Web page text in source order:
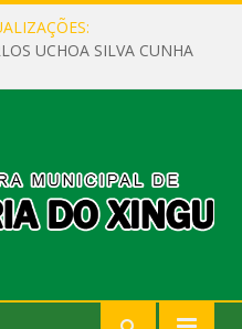
UCHOA SILVA CUNHA